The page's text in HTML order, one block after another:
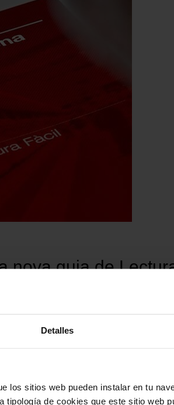
Detalles
los sitios web pueden instalar en tu
tipología de cookies que este sitio web
nova guia de